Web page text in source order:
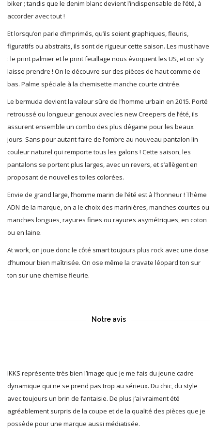
biker ; tandis que le denim blanc devient l’indispensable de l’été, à
accorder avec tout !
Et lorsqu’on parle d’imprimés, qu’ils soient graphiques, fleuris,
figuratifs ou abstraits, ils sont de rigueur cette saison. Les must have
: le print palmier et le print feuillage nous évoquent les US, et on s’y
laisse prendre ! On le découvre sur des pièces de haut comme de
bas. Palme spéciale à la chemisette manche courte cintrée.
Le bermuda devient la valeur sûre de l’homme urbain en 2015. Porté
retroussé ou longueur genoux avec les new Creepers de l’été, ils
assurent ensemble un combo des plus dégaine pour les beaux
jours. Sans pour autant faire de l’ombre au nouveau pantalon lin
couleur naturel qui remporte tous les galons ! Cette saison, les
pantalons se portent plus larges, avec un revers, et s’allègent en
proposant de nouvelles toiles colorées.
Envie de grand large, l’homme marin de l’été est à l’honneur ! Thème
ADN de la marque, on a le choix des marinières, manches courtes ou
manches longues, rayures fines ou rayures asymétriques, en coton
ou en laine.
At work, on joue donc le côté smart toujours plus rock avec une dose
d’humour bien maîtrisée. On ose même la cravate léopard ton sur
ton sur une chemise fleurie.
Notre avis
IKKS représente très bien l’image que je me fais du jeune cadre
dynamique qui ne se prend pas trop au sérieux. Du chic, du style
avec toujours un brin de fantaisie. De plus j’ai vraiment été
agréablement surpris de la coupe et de la qualité des pièces que je
possède pour une marque aussi médiatisée.